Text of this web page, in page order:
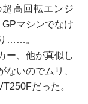
高回転エンジ
マシンでなけ
……。
ー、他が真似し
ないのでムリ、
だった。